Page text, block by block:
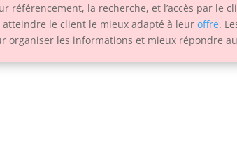
référencement, la recherche, et l’accès par le
le client le mieux adapté à leuroffre.
organiser les informations et mieux répondre